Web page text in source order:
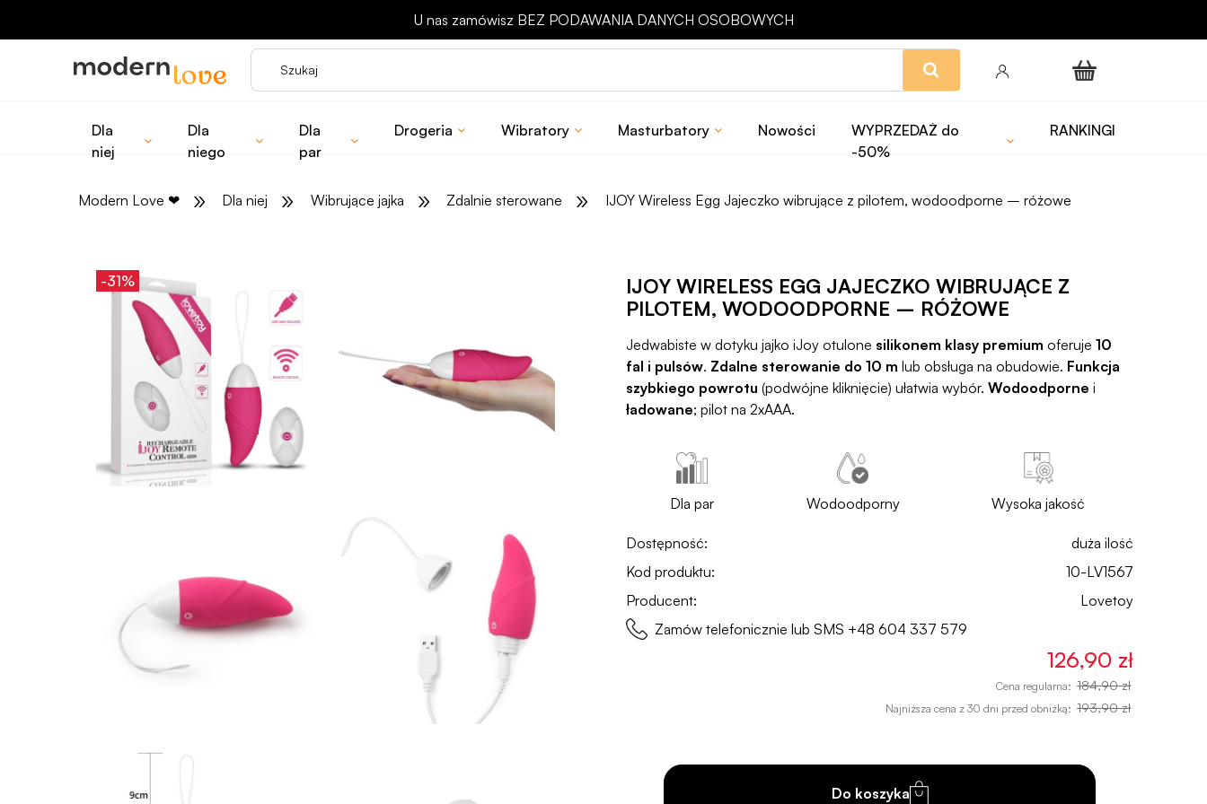
Odbierz rabat 15 zł na pierwsze zakupy
Dla
niej
Dla
niego
Dla
par
Drogeria Wibratory Masturbatory Nowości
WYPRZEDAŻ do
-50%
RANKINGI
Modern Love ❤ » Dla niej » Wibrujące jajka » Zdalnie sterowane » IJOY Wireless Egg Jajeczko wibrujące z pilotem, wodoodporne – różowe
-31%
IJOY WIRELESS EGG JAJECZKO WIBRUJĄCE Z
PILOTEM, WODOODPORNE – RÓŻOWE
Jedwabiste w dotyku jajko iJoy otulone silikonem klasy premium oferuje10
fal i pulsów. Zdalne sterowanie do 10 m lub obsługa na obudowie. Funkcja
szybkiego powrotu (podwójne kliknięcie) ułatwia wybór.Wodoodporne i
ładowane; pilot na 2xAAA.
Dla par Wodoodporny Wysoka jakość
Dostępność:
duża ilość
Kod produktu:
10-LV1567
Producent:
Lovetoy
Zamów telefonicznie lub SMS +48 604 337 579
126,90 zł
Cena regularna: 184,90 zł
Najniższa cena z 30 dni przed obniżką: 193,90 zł
Do koszyka